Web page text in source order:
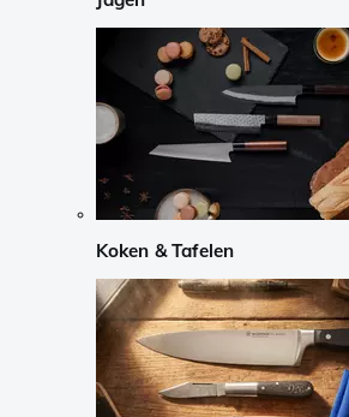
Koken & Tafelen